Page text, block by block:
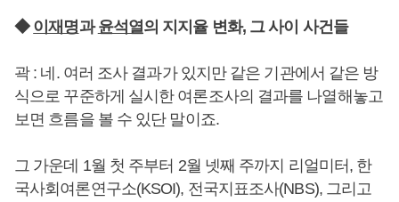
◆ 이재명과윤석열의 지지율 변화, 그 사이 사건들
곽 : 네. 여러 조사 결과가 있지만 같은 기관에서 같은 방
식으로 꾸준하게 실시한 여론조사의 결과를 나열해놓고
보면 흐름을 볼 수 있단 말이죠.
그 가운데 1월 첫 주부터 2월 넷째 주까지 리얼미터, 한
국사회여론연구소(KSOI), 전국지표조사(NBS), 그리고